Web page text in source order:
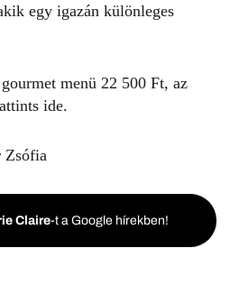
egy igazán különleges
menü 22 500 Ft, az
ide.
Zsófia
Claire-t a Google hírekben!